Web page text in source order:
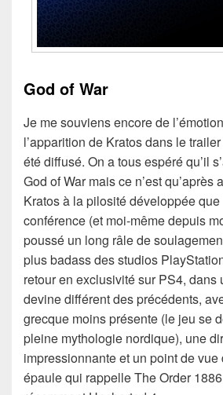
God of War
Je me souviens encore de
l’apparition de Kratos dans le
été diffusé. On a tous espéré qu’il
God of War mais ce n’est qu’après
Kratos à la pilosité développée
conférence (et moi-même depuis
poussé un long râle de
plus badass des studios
retour en exclusivité sur PS4, dans
devine différent des précédents,
grecque moins présente (le jeu se
pleine mythologie nordique), une
impressionnante et un point de vue
épaule qui rappelle The Order